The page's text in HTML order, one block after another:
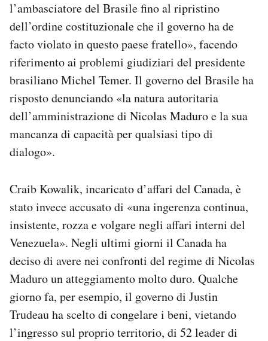
l’ambasciatore del Brasile fino al ripristino
dell’ordine costituzionale che il governo ha de
facto violato in questo paese fratello», facendo
riferimento ai problemi giudiziari del presidente
brasiliano Michel Temer. Il governo del Brasile ha
risposto denunciando «la natura autoritaria
dell’amministrazione di Nicolas Maduro e la sua
mancanza di capacità per qualsiasi tipo di
dialogo».
Craib Kowalik, incaricato d’affari del Canada, è
stato invece accusato di «una ingerenza continua,
insistente, rozza e volgare negli affari interni del
Venezuela». Negli ultimi giorni il Canada ha
deciso di avere nei confronti del regime di Nicolas
Maduro un atteggiamento molto duro. Qualche
giorno fa, per esempio, il governo di Justin
Trudeau ha scelto di congelare i beni, vietando
l’ingresso sul proprio territorio, di 52 leader di